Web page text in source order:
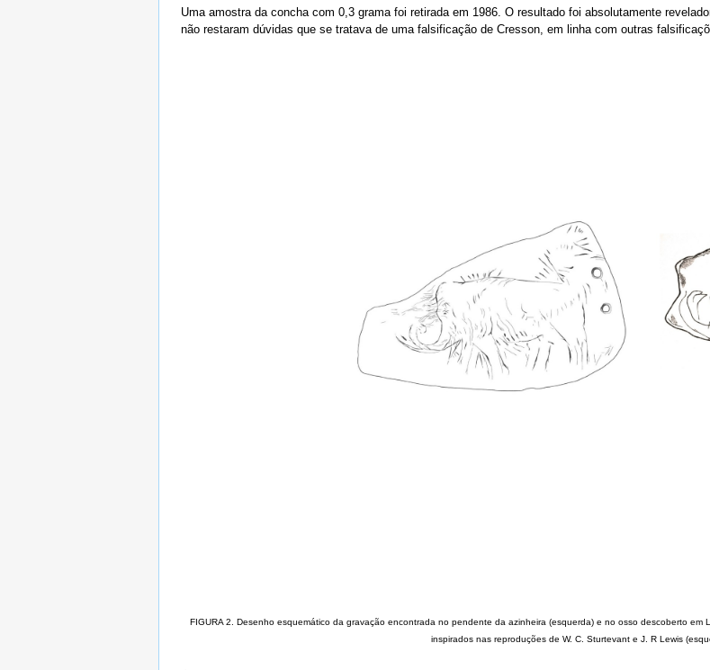
Uma amostra da concha com 0,3 grama foi retirada em 1986. O resultado foi absolutamente
não restaram dúvidas que se tratava de uma falsificação de Cresson, em linha com outras
FIGURA 2. Desenho esquemático da gravação encontrada no pendente da azinheira (esquerda) e no osso descoberto
inspirados nas reproduções de W. C. Sturtevant e J. R Lewis